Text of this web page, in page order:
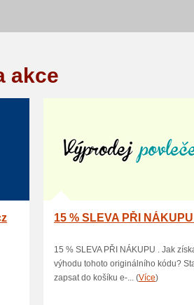
akce
15 % SLEVA PŘI NÁKUPU
15 % SLEVA PŘI NÁKUPU . Jak
výhodu tohoto originálního kódu?
zapsat do košíku e-... (Více)